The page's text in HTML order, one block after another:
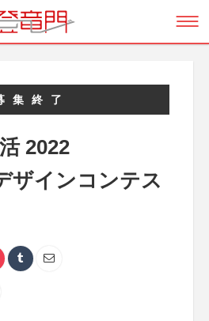
集終了
2022
ザインコンテス